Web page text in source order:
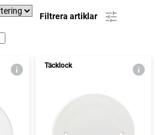
Filtrera artiklar
Täcklock